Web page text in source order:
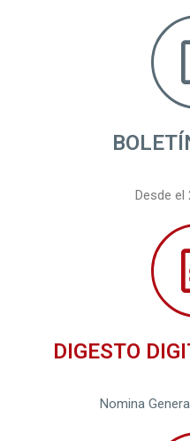
Desde el
DIGESTO
Nomina